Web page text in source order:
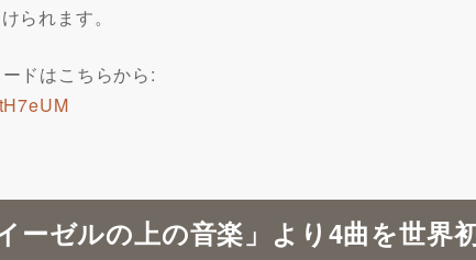
られます。
ドはこちらから:
ーゼルの上の音楽」より4曲を世界